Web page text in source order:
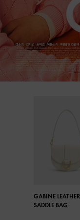
GABINE LEATHER
SADDLE BAG